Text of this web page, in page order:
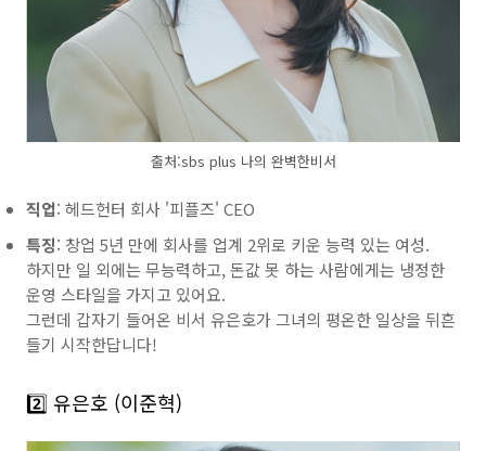
출처:sbs plus 나의 완벽한비서
직업: 헤드헌터 회사 '피플즈' CEO
특징: 창업 5년 만에 회사를 업계 2위로 키운 능력 있는 여성.
하지만 일 외에는 무능력하고, 돈값 못 하는 사람에게는 냉정한
운영 스타일을 가지고 있어요.
그런데 갑자기 들어온 비서 유은호가 그녀의 평온한 일상을 뒤흔
들기 시작한답니다!
2️⃣ 유은호 (이준혁)